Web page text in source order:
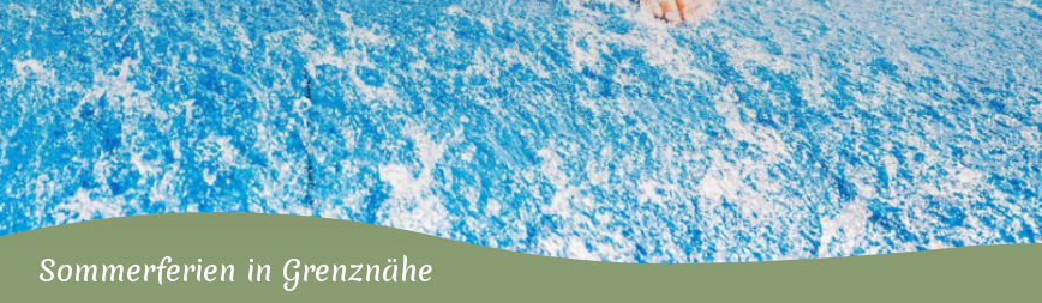
Sommerferien in Grenznähe